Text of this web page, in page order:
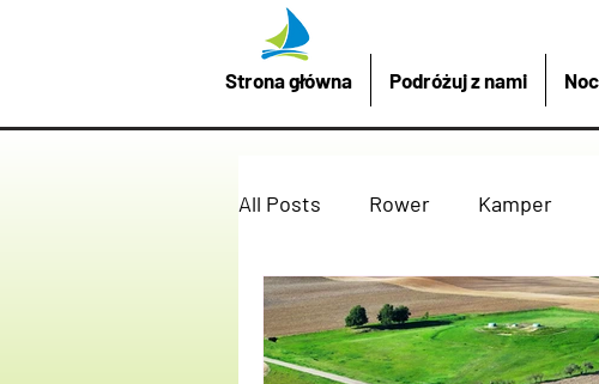
Strona główna Podróżuj z nami
All Posts Rower Kamper
Promocje z LubuskieMazury